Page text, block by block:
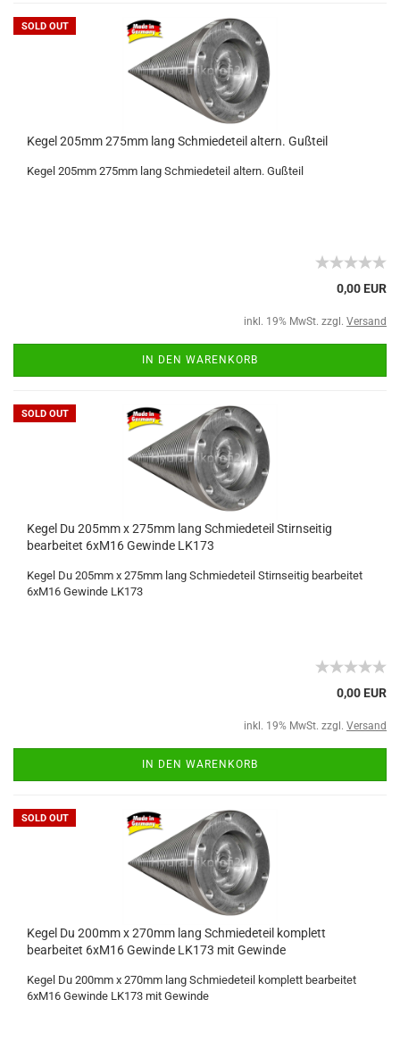
SOLD OUT
Kegel 205mm 275mm lang Schmiedeteil altern. Gußteil
Kegel 205mm 275mm lang Schmiedeteil altern. Gußteil
0,00 EUR
inkl. 19% MwSt. zzgl. Versand
IN DEN WARENKORB
SOLD OUT
Kegel Du 205mm x 275mm lang Schmiedeteil Stirnseitig
bearbeitet 6xM16 Gewinde LK173
Kegel Du 205mm x 275mm lang Schmiedeteil Stirnseitig bearbeitet
6xM16 Gewinde LK173
0,00 EUR
inkl. 19% MwSt. zzgl. Versand
IN DEN WARENKORB
SOLD OUT
Kegel Du 200mm x 270mm lang Schmiedeteil komplett
bearbeitet 6xM16 Gewinde LK173 mit Gewinde
Kegel Du 200mm x 270mm lang Schmiedeteil komplett bearbeitet
6xM16 Gewinde LK173 mit Gewinde